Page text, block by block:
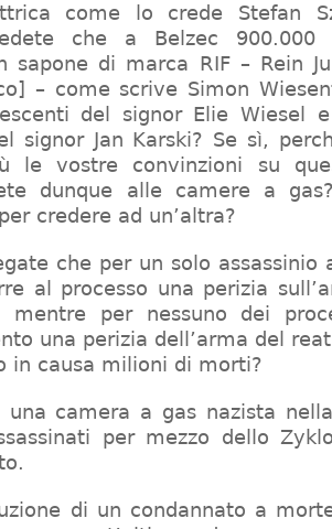
come lo crede Stefan
che a Belzec
sapone di marca RIF – Rein
– come scrive Simon
del signor Elie Wiesel
signor Jan Karski? Se sì,
le vostre convinzioni su
dunque alle camere a
credere ad un’altra?
che per un solo assassinio
al processo una perizia
mentre per nessuno dei
una perizia dell’arma del
in causa milioni di morti?
una camera a gas nazista
per mezzo dello
di un condannato a